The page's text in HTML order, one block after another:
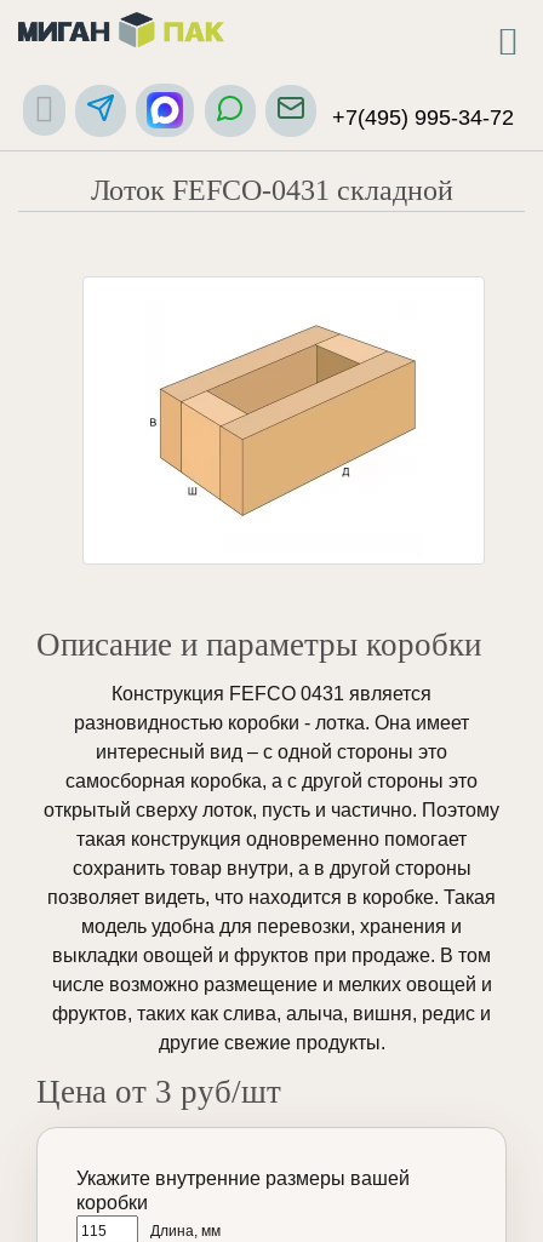
+7(495) 995-34-72
Лоток FEFCO-0431 складной
Описание и параметры коробки
Конструкция FEFCO 0431 является
разновидностью коробки - лотка. Она имеет
интересный вид – с одной стороны это
самосборная коробка, а с другой стороны это
открытый сверху лоток, пусть и частично. Поэтому
такая конструкция одновременно помогает
сохранить товар внутри, а в другой стороны
позволяет видеть, что находится в коробке. Такая
модель удобна для перевозки, хранения и
выкладки овощей и фруктов при продаже. В том
числе возможно размещение и мелких овощей и
фруктов, таких как слива, алыча, вишня, редис и
другие свежие продукты.
Цена от 3 руб/шт
Укажите внутренние размеры вашей
коробки
Длина, мм